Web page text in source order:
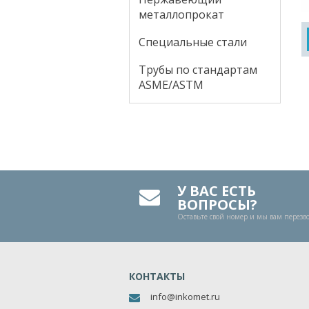
металлопрокат
Специальные стали
Трубы по стандартам
ASME/ASTM
У ВАС ЕСТЬ
ВОПРОСЫ?
Оставьте свой номер и мы вам
КОНТАКТЫ
info@inkomet.ru